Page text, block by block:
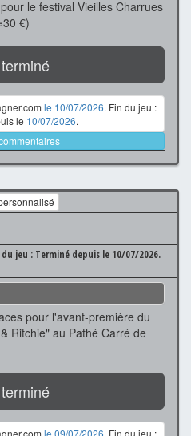
le festival Vieilles Charrues
€)
le 10/07/2026. Fin du jeu :
le 10/07/2026.
du jeu : Terminé depuis le 10/07/2026.
pour l'avant-première du
Ritchie" au Pathé Carré de
le 09/07/2026 . Fin du jeu :